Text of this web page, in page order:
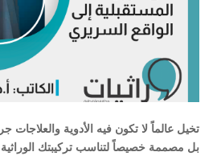
تخيل عالماً لا تكون فيه الأدوية والعلاجات
بل مصممة خصيصاً لتناسب تركيبتك